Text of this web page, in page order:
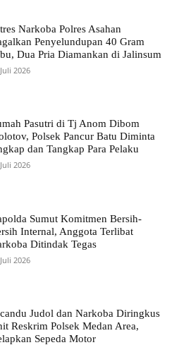
Narkoba Polres Asahan
Penyelundupan 40 Gram
Dua Pria Diamankan di Jalinsum
2026
Pasutri di Tj Anom Dibom
Polsek Pancur Batu Diminta
dan Tangkap Para Pelaku
2026
Sumut Komitmen Bersih-
Internal, Anggota Terlibat
Ditindak Tegas
2026
Judol dan Narkoba Diringkus
Reskrim Polsek Medan Area,
Sepeda Motor